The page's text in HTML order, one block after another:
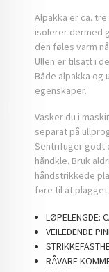
Alpakka er ca.
isolerer dermed
den føles varm
Ullen er tilsatt i
Både alpakka og
egenskaper.
Vasker du i
separat på
Sentrifuger godt
håndkle. Bruk
håndstrikkede
føre til at
LØPELENGDE:
VEILEDENDE
RÅVARE